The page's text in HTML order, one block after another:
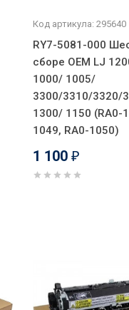
Код артикула: 295640
RY7-5081-000
сборе OEM LJ
1000/ 1005/
3300/3310/3320/
1300/ 1150 (RA0-
1049, RA0-1050)
1 100 ₽